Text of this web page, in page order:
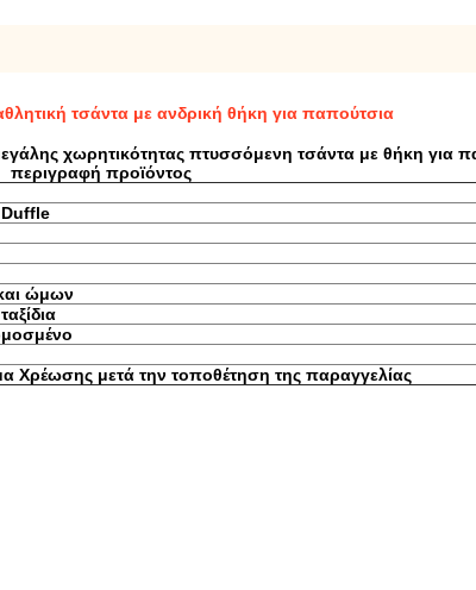
τσάντα με ανδρική θήκη για παπούτσια
χωρητικότητας πτυσσόμενη τσάντα με θήκη για
περιγραφή προϊόντος
Duffle
ώμων
Χρέωσης μετά την τοποθέτηση της παραγγελίας